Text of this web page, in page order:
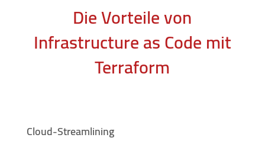
Die Vorteile von
Infrastructure as Code mit
Terraform
Cloud-Streamlining